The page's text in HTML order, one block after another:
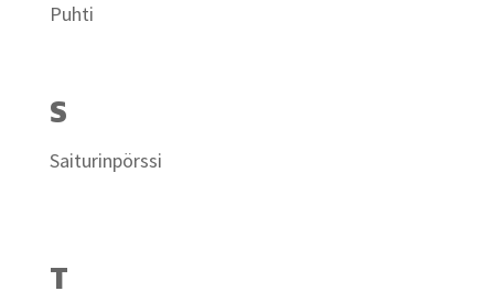
Puhti
S
Saiturinpörssi
T